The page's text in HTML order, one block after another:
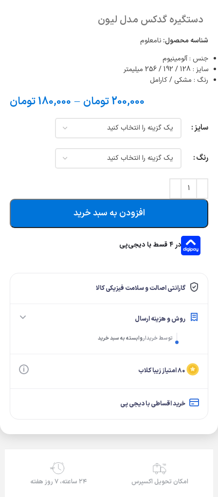
دستگیره گدکس مدل لیون
شناسه محصول: نامعلوم
جنس : آلومینیوم
سایز : 128 / 192 / 256 میلیمتر
رنگ‌ : مشکی / کارامل
200,000تومان –
180,000تومان
سایز
رنگ
افزودن به سبد خرید
در ۴ قسط با دیجی‌پی
گارانتی اصالت و سلامت فیزیکی کالا
روش و هزینه ارسال
توسط خریداروابسته به سبد خرید
۸۰ امتیاز زیبا کلاب
خرید اقساطی با دیجی پی
امکان تحویل اکسپرس
24/7
۲۴ ساعته، ۷ روز هفته